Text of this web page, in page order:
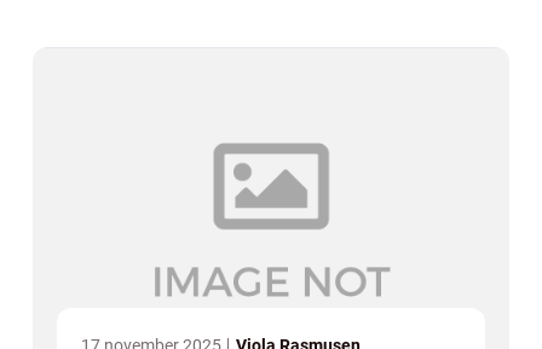
17 november 2025 Viola Rasmusen